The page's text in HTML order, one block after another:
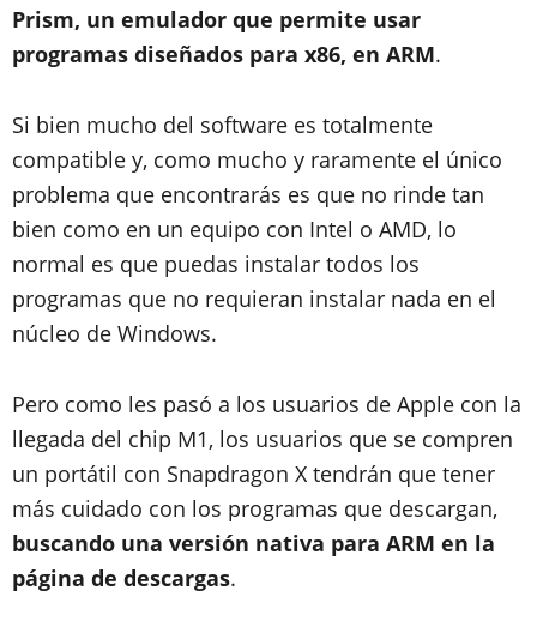
Prism, un emulador que permite usar
programas diseñados para x86, en ARM.
Si bien mucho del software es totalmente
compatible y, como mucho y raramente el único
problema que encontrarás es que no rinde tan
bien como en un equipo con Intel o AMD, lo
normal es que puedas instalar todos los
programas que no requieran instalar nada en el
núcleo de Windows.
Pero como les pasó a los usuarios de Apple con la
llegada del chip M1, los usuarios que se compren
un portátil con Snapdragon X tendrán que tener
más cuidado con los programas que descargan,
buscando una versión nativa para ARM en la
página de descargas.